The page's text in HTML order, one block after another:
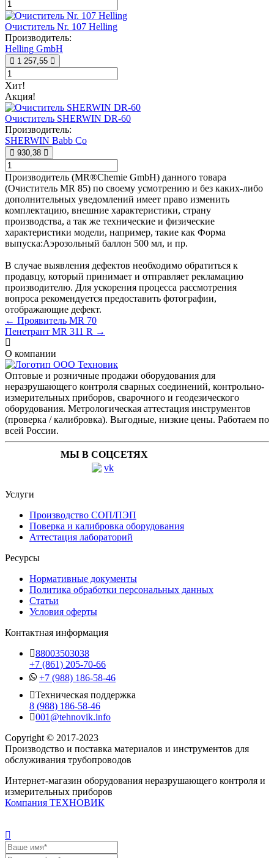
Очиститель Nr. 107 Helling
Производитель:
Helling GmbH
1 257,55
Хит!
Акция!
Очиститель SHERWIN DR-60
Производитель:
SHERWIN Babb Co
930,38
Производитель (MR®Chemie GmbH) данного товара
(Очиститель MR 85) по своему усмотрению и без каких-либо
дополнительных уведомлений имеет право изменить
комплектацию, внешние характеристики, страну
производства, а так же технические и физические
характеристики модели, например, такие как Форма
выпуска:Аэрозольный баллон 500 мл, и пр.
В случае выявления дефектов необходимо обратиться к
продавцу, который принимает и отправляет рекламацию
производителю. Для ускорения процесса рассмотрения
вопроса рекомендуется предоставить фотографии,
отображающие дефект.
← Проявитель MR 70
Пенетрант MR 311 R →
О компании
Оптовые и розничные продажи оборудования для
неразрушающего контроля сварных соединений, контрольно-
измерительных приборов, сварочного и геодезического
оборудования. Метрологическая аттестация инструментов
(проверка / калибровка). Выгодные, низкие цены. Работаем по
всей России.
МЫ В СОЦСЕТЯХ
Услуги
Производство СОП/ПЭП
Поверка и калибровка оборудования
Аттестация лабораторий
Ресурсы
Нормативные документы
Политика обработки персональных данных
Статьи
Условия оферты
Контактная информация
88003503038
+7 (861) 205-70-66
+7 (988) 186-58-46
Техническая поддержка
8 (988) 186-58-46
001@tehnovik.info
Copyright © 2017-2023
Производство и поставка материалов и инструментов для
обслуживания трубопроводов
Интернет-магазин оборудования неразрушающего контроля и
измерительных приборов
Компания ТЕХНОВИК